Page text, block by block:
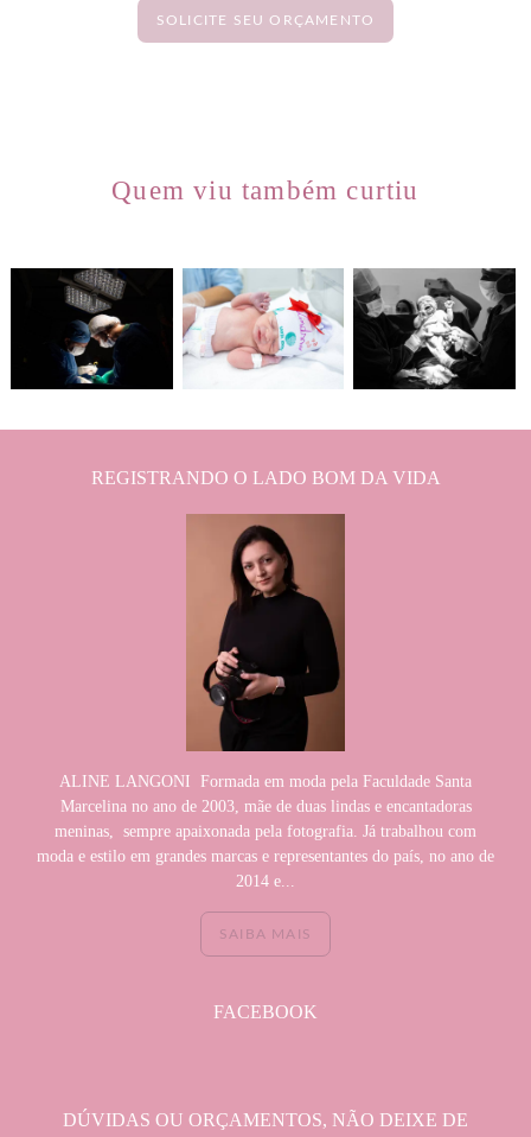
SOLICITE SEU ORÇAMENTO
Quem viu também curtiu
971 845 0 1613
REGISTRANDO O LADO BOM DA VIDA
ALINE LANGONI Formada em moda pela Faculdade Santa
Marcelina no ano de 2003, mãe de duas lindas e encantadoras
meninas, sempre apaixonada pela fotografia. Já trabalhou com
moda e estilo em grandes marcas e representantes do país, no ano de
2014 e...
SAIBA MAIS
FACEBOOK
DÚVIDAS OU ORÇAMENTOS, NÃO DEIXE DE